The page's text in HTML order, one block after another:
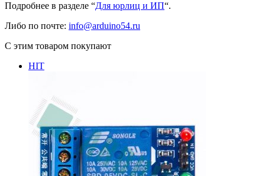
Подробнее в разделе “Для юрлиц и ИП“.
Либо по почте: info@arduino54.ru
С этим товаром покупают
HIT